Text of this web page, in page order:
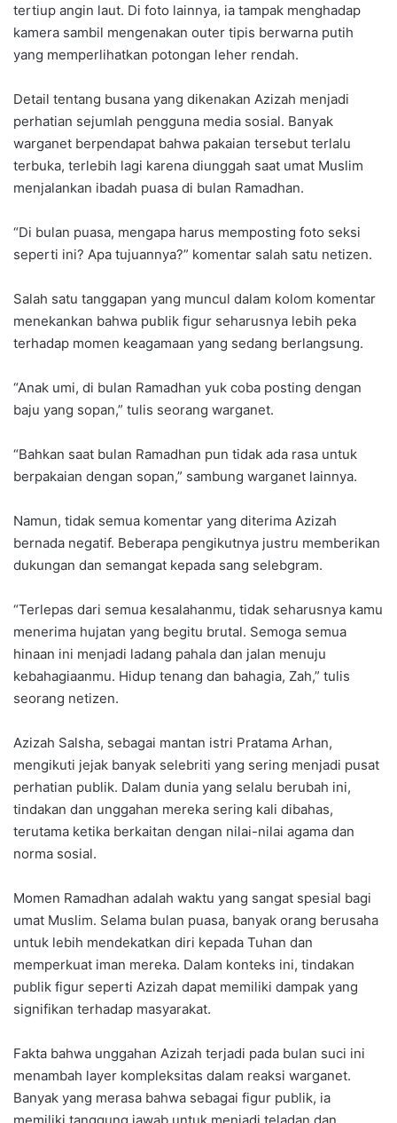
tertiup angin laut. Di foto lainnya, ia tampak menghadap
kamera sambil mengenakan outer tipis berwarna putih
yang memperlihatkan potongan leher rendah.
Detail tentang busana yang dikenakan Azizah menjadi
perhatian sejumlah pengguna media sosial. Banyak
warganet berpendapat bahwa pakaian tersebut terlalu
terbuka, terlebih lagi karena diunggah saat umat Muslim
menjalankan ibadah puasa di bulan Ramadhan.
“Di bulan puasa, mengapa harus memposting foto seksi
seperti ini? Apa tujuannya?” komentar salah satu netizen.
Salah satu tanggapan yang muncul dalam kolom komentar
menekankan bahwa publik figur seharusnya lebih peka
terhadap momen keagamaan yang sedang berlangsung.
“Anak umi, di bulan Ramadhan yuk coba posting dengan
baju yang sopan,” tulis seorang warganet.
“Bahkan saat bulan Ramadhan pun tidak ada rasa untuk
berpakaian dengan sopan,” sambung warganet lainnya.
Namun, tidak semua komentar yang diterima Azizah
bernada negatif. Beberapa pengikutnya justru memberikan
dukungan dan semangat kepada sang selebgram.
“Terlepas dari semua kesalahanmu, tidak seharusnya kamu
menerima hujatan yang begitu brutal. Semoga semua
hinaan ini menjadi ladang pahala dan jalan menuju
kebahagiaanmu. Hidup tenang dan bahagia, Zah,” tulis
seorang netizen.
Azizah Salsha, sebagai mantan istri Pratama Arhan,
mengikuti jejak banyak selebriti yang sering menjadi pusat
perhatian publik. Dalam dunia yang selalu berubah ini,
tindakan dan unggahan mereka sering kali dibahas,
terutama ketika berkaitan dengan nilai-nilai agama dan
norma sosial.
Momen Ramadhan adalah waktu yang sangat spesial bagi
umat Muslim. Selama bulan puasa, banyak orang berusaha
untuk lebih mendekatkan diri kepada Tuhan dan
memperkuat iman mereka. Dalam konteks ini, tindakan
publik figur seperti Azizah dapat memiliki dampak yang
signifikan terhadap masyarakat.
Fakta bahwa unggahan Azizah terjadi pada bulan suci ini
menambah layer kompleksitas dalam reaksi warganet.
Banyak yang merasa bahwa sebagai figur publik, ia